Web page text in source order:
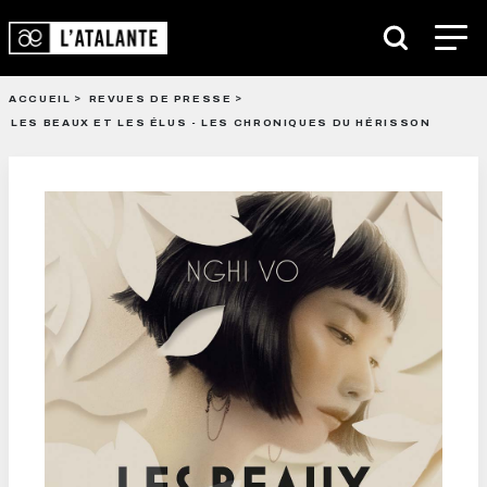
ACCUEIL
REVUES DE PRESSE
LES BEAUX ET LES ÉLUS - LES CHRONIQUES DU HÉRISSON